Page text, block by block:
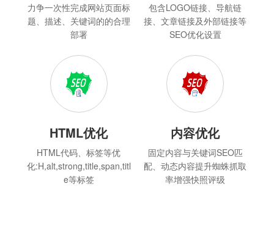
力争一次性完成网站页面标
题、描述、关键词的的合理
部署
包含LOGO链接、导航链
接、文章链接及外部链接等
SEO优化设置
HTML优化
HTML代码、标签等优
化:H,alt,strong,title,span,titl
e等标签
内容优化
固定内容与关键词SEO匹
配、动态内容提升蜘蛛抓取
率增强快照评级